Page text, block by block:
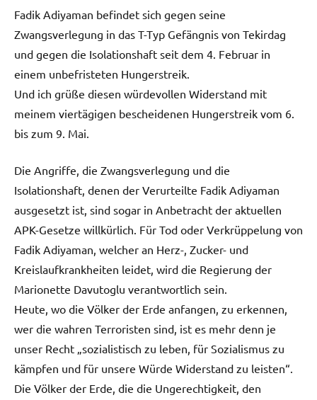
Fadik Adiyaman befindet sich gegen seine
Zwangsverlegung in das T-Typ Gefängnis von Tekirdag
und gegen die Isolationshaft seit dem 4. Februar in
einem unbefristeten Hungerstreik.
Und ich grüße diesen würdevollen Widerstand mit
meinem viertägigen bescheidenen Hungerstreik vom 6.
bis zum 9. Mai.
Die Angriffe, die Zwangsverlegung und die
Isolationshaft, denen der Verurteilte Fadik Adiyaman
ausgesetzt ist, sind sogar in Anbetracht der aktuellen
APK-Gesetze willkürlich. Für Tod oder Verkrüppelung von
Fadik Adiyaman, welcher an Herz-, Zucker- und
Kreislaufkrankheiten leidet, wird die Regierung der
Marionette Davutoglu verantwortlich sein.
Heute, wo die Völker der Erde anfangen, zu erkennen,
wer die wahren Terroristen sind, ist es mehr denn je
unser Recht „sozialistisch zu leben, für Sozialismus zu
kämpfen und für unsere Würde Widerstand zu leisten“.
Die Völker der Erde, die die Ungerechtigkeit, den